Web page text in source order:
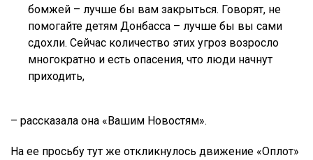
бомжей – лучше бы вам закрыться. Говорят, не
помогайте детям Донбасса – лучше бы вы сами
сдохли. Сейчас количество этих угроз возросло
многократно и есть опасения, что люди начнут
приходить,
– рассказала она «Вашим Новостям».
На ее просьбу тут же откликнулось движение «Оплот»